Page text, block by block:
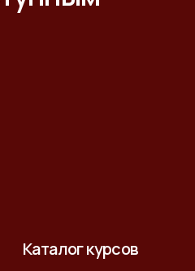
Каталог курсов